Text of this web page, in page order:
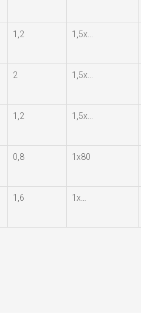
1,2 1,5х...
2 1,5х...
1,2 1,5х...
0,8 1х80
1,6 1х…